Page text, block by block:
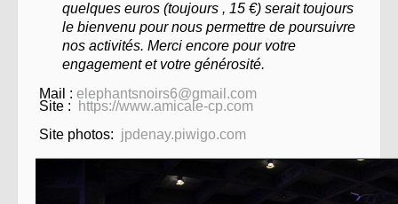
quelques euros (toujours , 15 €) serait toujours
le bienvenu pour nous permettre de poursuivre
nos activités. Merci encore pour votre
engagement et votre générosité.
Mail : elephantsnoirs6@gmail.com
Site :
https://www.amicale-cp.com
Site photos: jpdenay.piwigo.com